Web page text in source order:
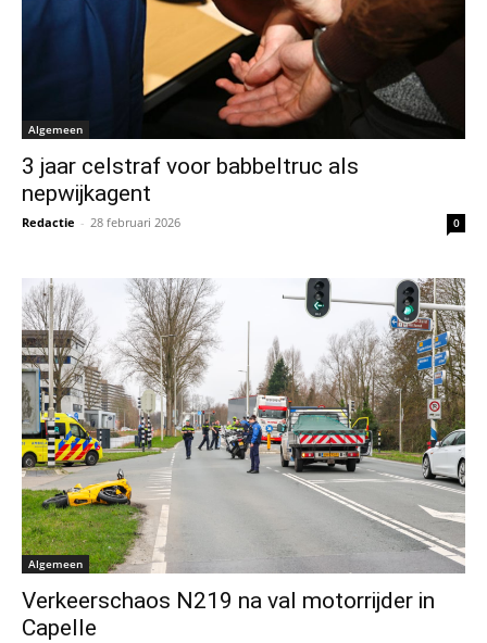
Algemeen
3 jaar celstraf voor babbeltruc als
nepwijkagent
Redactie - 28 februari 2026 0
Algemeen
Verkeerschaos N219 na val motorrijder in
Capelle